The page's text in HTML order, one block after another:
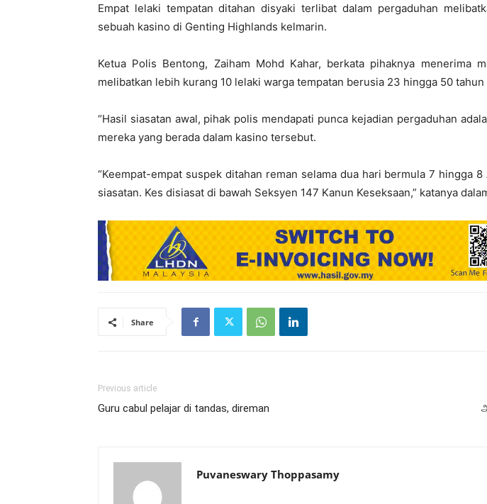
Empat lelaki tempatan ditahan disyaki terlibat dalam pergaduhan
sebuah kasino di Genting Highlands kelmarin.
Ketua Polis Bentong, Zaiham Mohd Kahar, berkata pihaknya menerima
melibatkan lebih kurang 10 lelaki warga tempatan berusia 23 hingga 50
“Hasil siasatan awal, pihak polis mendapati punca kejadian pergaduhan
mereka yang berada dalam kasino tersebut.
“Keempat-empat suspek ditahan reman selama dua hari bermula 7 hingga
siasatan. Kes disiasat di bawah Seksyen 147 Kanun Keseksaan,” katanya
Share
Previous article
Guru cabul pelajar di tandas, direman
Puvaneswary Thoppasamy